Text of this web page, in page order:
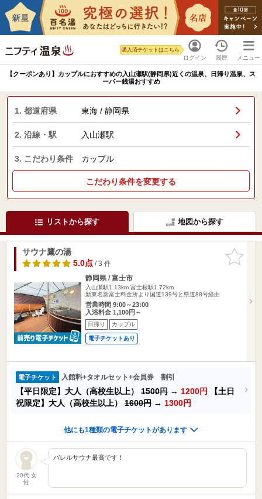
ログイン
購入済チケットはこちら
履歴 メニュー
【クーポンあり】カップルにおすすめの入山瀬駅(静岡県)近くの温泉、日帰り温泉、ス
ーパー銭湯おすすめ
1. 都道府県 東海 / 静岡県
2. 沿線・駅 入山瀬駅
3. こだわり条件 カップル
こだわり条件を変更する
リストから探す 地図から探す
お気に入
りに追加
サウナ鷹の湯
5.0点/ 3 件
静岡県 / 富士市
入山瀬駅1.13km 富士根駅1.72km
新東名新富士料金所より国道139号と県道88号経由
営業時間 9:00～23:00
入浴料金 1,100円～
日帰り カップル
電子チケットあり
電子チケット 入館料+タオルセット+会員券 割引
【平日限定】大人（高校生以上） 1500円 → 1200円
【土日
祝限定】大人（高校生以上） 1600円 → 1300円
他にも1種類の電子チケットがあります
20代 女
性
バレルサウナ最高です！